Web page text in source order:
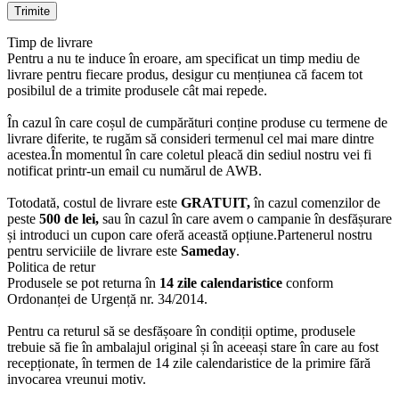
Timp de livrare
Pentru a nu te induce în eroare, am specificat un timp mediu de
livrare pentru fiecare produs, desigur cu mențiunea că facem tot
posibilul de a trimite produsele cât mai repede.
În cazul în care coșul de cumpărături conține produse cu termene de
livrare diferite, te rugăm să consideri termenul cel mai mare dintre
acestea.În momentul în care coletul pleacă din sediul nostru vei fi
notificat printr-un email cu numărul de AWB.
Totodată, costul de livrare este GRATUIT,în cazul comenzilor de
peste 500 de lei, sau în cazul în care avem o campanie în desfășurare
și introduci un cupon care oferă această opțiune.Partenerul nostru
pentru serviciile de livrare este Sameday.
Politica de retur
Produsele se pot returna în 14 zile calendaristice conform
Ordonanței de Urgență nr. 34/2014.
Pentru ca returul să se desfășoare în condiții optime, produsele
trebuie să fie în ambalajul original și în aceeași stare în care au fost
recepționate, în termen de 14 zile calendaristice de la primire fără
invocarea vreunui motiv.